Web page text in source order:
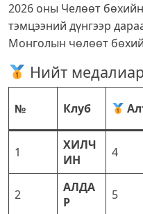
2026 оны Челөөт
тэмцээний дүнгээр
Монголын чөлөөт
Нийт медалиар
№ Клуб
1
ХИЛЧ
ИН
4
2
АЛДА
Р
5